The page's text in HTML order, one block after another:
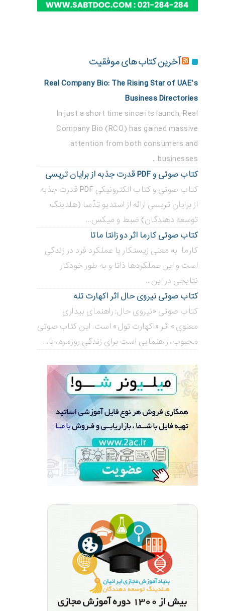
آخرین کتاب های موفقیت
Real Company Bio: The Rising Star of UAE’s
Business Directories
In just a short time since its launch, Real
Company Bio (RCO) has gained massive
attention from both consumers and
businesses...
کتاب صوتی و PDF قدرت جذبه از برایان تریسی
کتاب صوتی و کتاب الکترونیکی PDF قدرت جذبه
از برایان تریسی ارائه از استدیو تِدْسا (هلدینگ
توسعه دهندگان) ضبط و میکس...
کتاب صوتی کارما اثر دو زانتا ماتا
کارما به معنی زیستکار یا عملکرد فرد در زندگی
است و این عملکردها ذاتا و به طور خودکار
نتایجی در این...
کتاب صوتی نیروی حال اثر اکهارت تله
کتاب صوتی «نیروی حال: راهنمای بیداری
معنوی» اثر «اکهارت تول» است. این کتاب صوتی
محبوب، راهنمایی است برای زندگی روزمره، با...